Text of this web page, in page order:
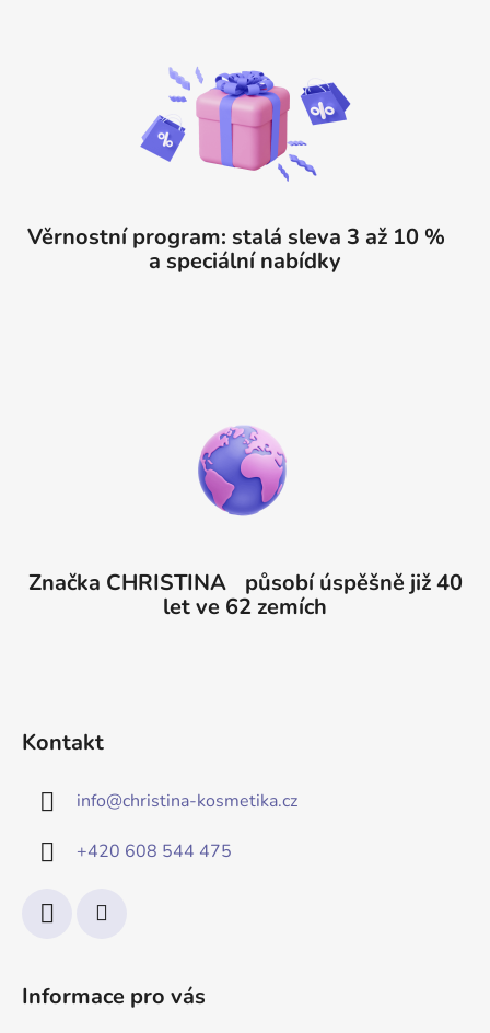
Věrnostní program: stalá sleva 3 až 10 %
a speciální nabídky
Značka CHRISTINA působí úspěšně již 40
let ve 62 zemích
Kontakt
info@christina-kosmetika.cz
+420 608 544 475
Informace pro vás